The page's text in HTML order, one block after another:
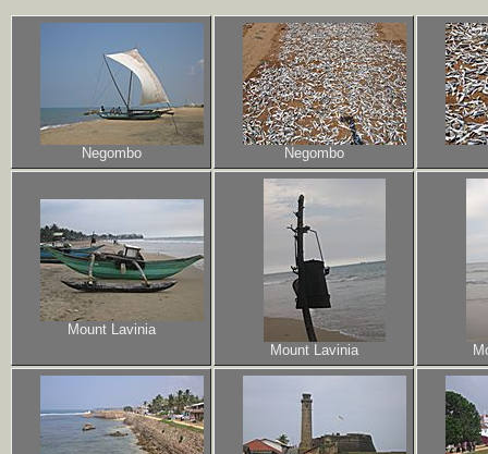
Negombo Negombo
Mount Lavinia
Mount Lavinia